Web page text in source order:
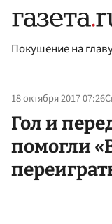
Покушение на
18 октября 2017 07:26
Гол и
помогли